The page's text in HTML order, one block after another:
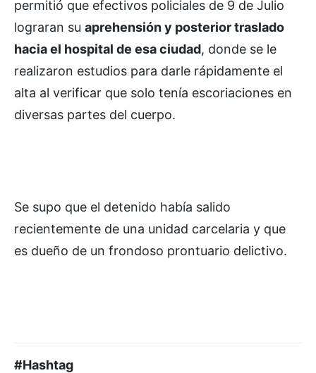
permitió que efectivos policiales de 9 de Julio
lograran su aprehensión y posterior traslado
hacia el hospital de esa ciudad, donde se le
realizaron estudios para darle rápidamente el
alta al verificar que solo tenía escoriaciones en
diversas partes del cuerpo.
Se supo que el detenido había salido
recientemente de una unidad carcelaria y que
es dueño de un frondoso prontuario delictivo.
#Hashtag